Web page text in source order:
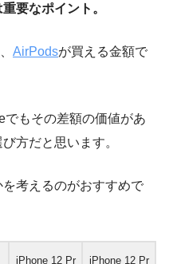
要なポイント。
AirPodsが買える金額で
もその差額の価値があ
方だと思います。
考えるのがおすすめで
iPhone 12 Pr
iPhone 12 Pr